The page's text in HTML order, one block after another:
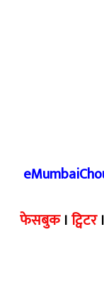
फेसबुक।ट्विटर।